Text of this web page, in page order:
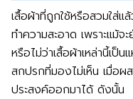
เสื้อผ้าที่ถูกใช้หรือสวมใส่แ
ทำความสะอาด เพราะแม้จ
หรือไม่ว่าเสื้อผ้าเหล่านี้เป็
สกปรกที่มองไม่เห็น เมื่อผ
ประสงค์ออกมาได้ ดังนั้น